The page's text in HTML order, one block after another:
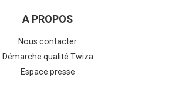
A PROPOS
Nous contacter
Démarche qualité Twiza
Espace presse